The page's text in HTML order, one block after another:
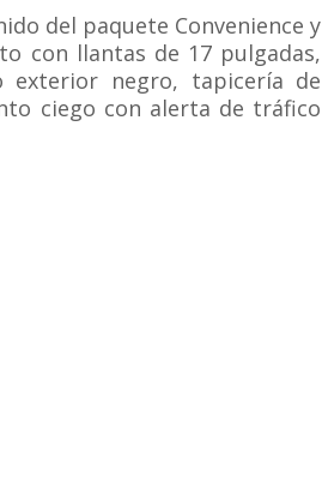
del paquete Convenience y
con llantas de 17 pulgadas,
exterior negro, tapicería de
ciego con alerta de tráfico